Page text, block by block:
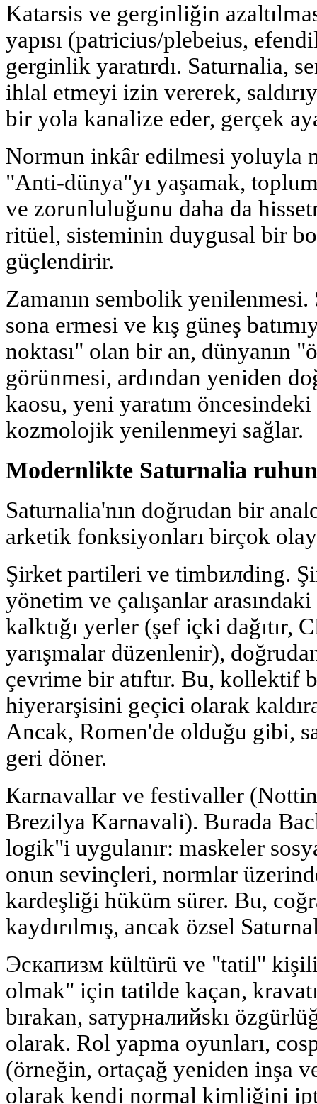
Katarsis ve gerginliğin
yapısı (patricius/plebeius,
gerginlik yaratırdı. Saturnalia,
ihlal etmeyi izin vererek,
bir yola kanalize eder, gerçek
Normun inkâr edilmesi yoluyla
"Anti-dünya"yı yaşamak,
ve zorunluluğunu daha da
ritüel, sisteminin duygusal bir
güçlendirir.
Zamanın sembolik
sona ermesi ve kış güneş
noktası" olan bir an, dünyanın
görünmesi, ardından yeniden
kaosu, yeni yaratım
kozmolojik yenilenmeyi sağlar.
Modernlikte Saturnalia
Saturnalia'nın doğrudan bir
arketik fonksiyonları birçok
Şirket partileri ve timbилding.
yönetim ve çalışanlar
kalktığı yerler (şef içki dağıtır,
yarışmalar düzenlenir),
çevrime bir atıftır. Bu, kollektif
hiyerarşisini geçici olarak
Ancak, Romen'de olduğu gibi,
geri döner.
Кarnavallar ve festivaller
Brezilya Karnavali). Burada
logik"i uygulanır: maskeler
onun sevinçleri, normlar
kardeşliği hüküm sürer. Bu,
kaydırılmış, ancak özsel
Эскапизм kültürü ve "tatil"
olmak" için tatilde kaçan,
bırakan, sатурналийskı
olarak. Rol yapma oyunları,
(örneğin, ortaçağ yeniden inşa
olarak kendi normal kimliğini